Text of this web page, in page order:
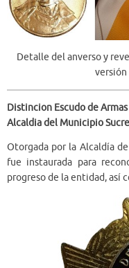
Detalle del anverso y
Distincion Escudo de Armas
Alcaldia del Municipio
Otorgada por la Alcaldía
fue instaurada para
progreso de la entidad, así